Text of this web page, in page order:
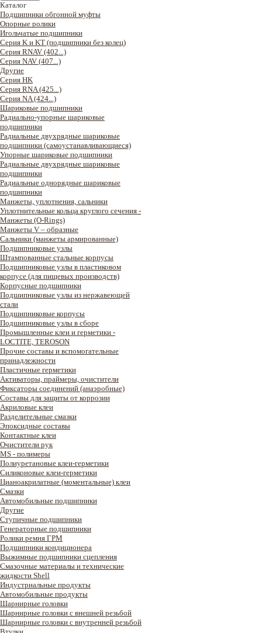
Каталог
Подшипники обгонной муфты
Опорные ролики
Игольчатые подшипники
Серия K и KT (подшипники без колец)
Серия RNAV (402...)
Серия NAV (407...)
Другие
Серия HK
Серия RNA (425...)
Серия NA (424...)
Шариковые подшипники
Радиально-упорные шариковые
подшипники
Радиальные двухрядные шариковые
подшипники (самоустанавливающиеся)
Упорные шариковые подшипники
Радиальные двухрядные шариковые
подшипники
Радиальные однорядные шариковые
подшипники
Манжеты, уплотнения, сальники
Уплотнительные кольца круглого сечения -
Манжеты (O-Rings)
Манжеты V – образные
Сальники (манжеты армированные)
Подшипниковые узлы
Штампованные стальные корпусы
Подшипниковые узлы в пластиковом
корпусе (для пищевых производств)
Корпусные подшипники
Подшипниковые узлы из нержавеющей
стали
Подшипниковые корпусы
Подшипниковые узлы в сборе
Промышленные клеи и герметики -
LOCTITE, TEROSON
Прочие составы и вспомогательные
принадлежности
Пластичные герметики
Активаторы, праймеры, очистители
Фиксаторы соединений (анаэробные)
Составы для защиты от коррозии
Акриловые клеи
Разделительные смазки
Эпоксидные составы
Контактные клеи
Очистители рук
MS - полимеры
Полиуретановые клеи-герметики
Силиконовые клеи-герметики
Цианоакрилатные (моментальные) клеи
Смазки
Автомобильные подшипники
Другие
Ступичные подшипники
Генераторные подшипники
Ролики ремня ГРМ
Подшипники кондиционера
Выжимные подшипники сцепления
Смазочные материалы и технические
жидкости Shell
Индустриальные продукты
Автомобильные продукты
Шарнирные головки
Шарнирные головки с внешней резьбой
Шарнирные головки с внутренней резьбой